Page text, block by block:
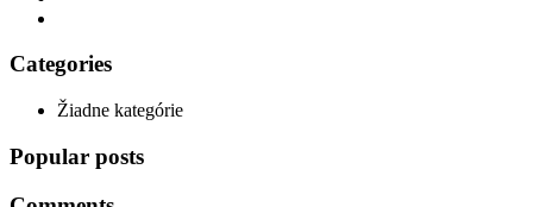
Categories
Žiadne kategórie
Popular posts